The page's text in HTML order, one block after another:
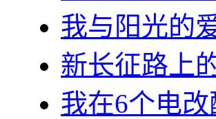
我与阳光的
新长征路上
我在6个电